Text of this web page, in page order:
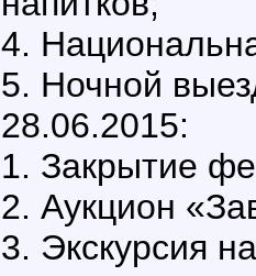
4.
5. Ночной
28.06.2015:
1. Закрытие
2. Аукцион
3. Экскурсия